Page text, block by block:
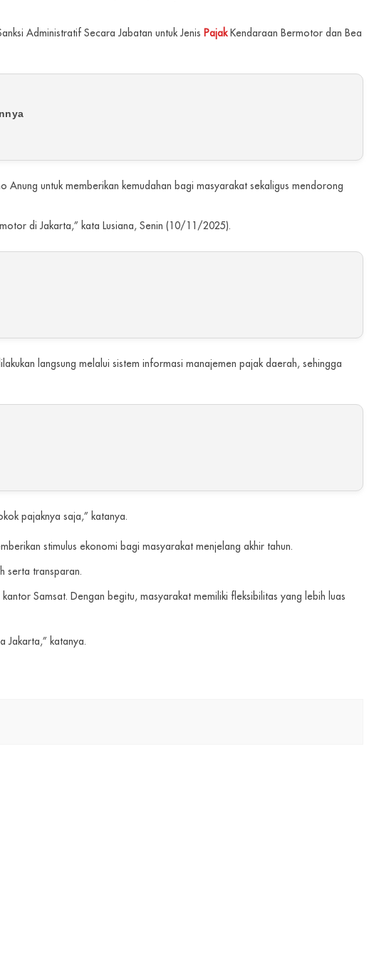
Administratif Secara Jabatan untuk Jenis PajakKendaraan Bermotor dan Bea
untuk memberikan kemudahan bagi masyarakat sekaligus mendorong
di Jakarta,” kata Lusiana, Senin (10/11/2025).
langsung melalui sistem informasi manajemen pajak daerah, sehingga
pajaknya saja,” katanya.
stimulus ekonomi bagi masyarakat menjelang akhir tahun.
serta transparan.
Samsat. Dengan begitu, masyarakat memiliki fleksibilitas yang lebih luas
Jakarta,” katanya.